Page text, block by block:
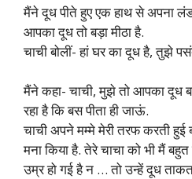
मैंने दूध पीते हुए एक हाथ से अपना
आपका दूध तो बड़ा मीठा है.
चाची बोलीं- हां घर का दूध है, तुझे
मैंने कहा- चाची, मुझे तो आपका दूध
रहा है कि बस पीता ही जाऊं.
चाची अपने मम्मे मेरी तरफ करती
मना किया है. तेरे चाचा को भी मैं
उम्र हो गई है न … तो उन्हें दूध ताकत